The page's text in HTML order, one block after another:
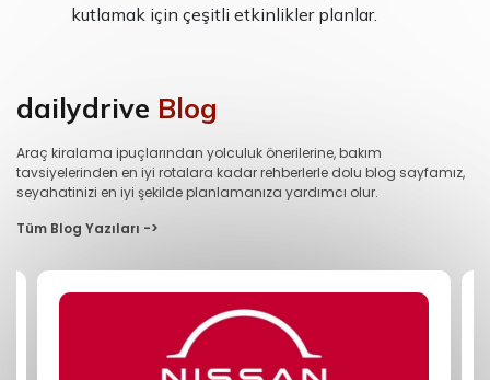
kutlamak için çeşitli etkinlikler planlar.
dailydrive Blog
Araç kiralama ipuçlarından yolculuk önerilerine, bakım
tavsiyelerinden en iyi rotalara kadar rehberlerle dolu blog sayfamız,
seyahatinizi en iyi şekilde planlamanıza yardımcı olur.
Tüm Blog Yazıları ->